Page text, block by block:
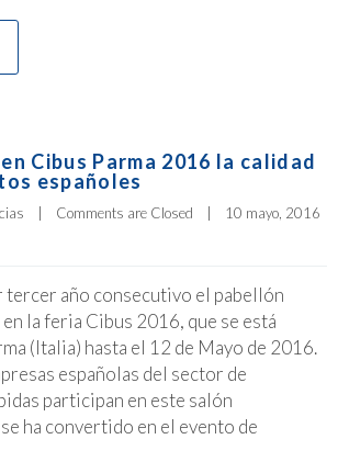
Cibus Parma 2016 la calidad
españoles
Comments are Closed
tercer año consecutivo el pabellón
la feria Cibus 2016, que se está
(Italia) hasta el 12 de Mayo de 2016.
españolas del sector de
participan en este salón
ha convertido en el evento de